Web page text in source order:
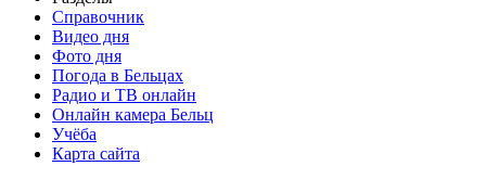
Справочник
Видео дня
Фото дня
Погода в Бельцах
Радио и ТВ онлайн
Онлайн камера Бельц
Учёба
Карта сайта